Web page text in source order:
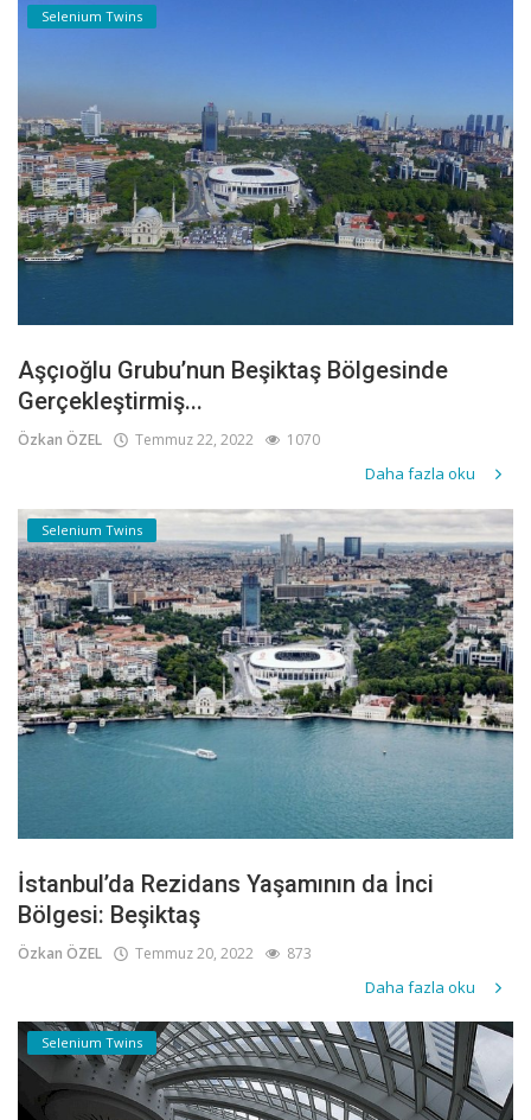
Selenium Twins
Aşçıoğlu Grubu’nun Beşiktaş Bölgesinde
Gerçekleştirmiş...
Özkan ÖZEL Temmuz 22, 2022 1070
Daha fazla oku
Selenium Twins
İstanbul’da Rezidans Yaşamının da İnci
Bölgesi: Beşiktaş
Özkan ÖZEL Temmuz 20, 2022 873
Daha fazla oku
Selenium Twins